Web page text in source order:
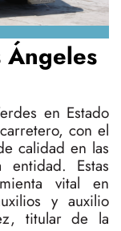
Ángeles
en Estado
con el
calidad en las
Estas
vital en
y auxilio
titular de la